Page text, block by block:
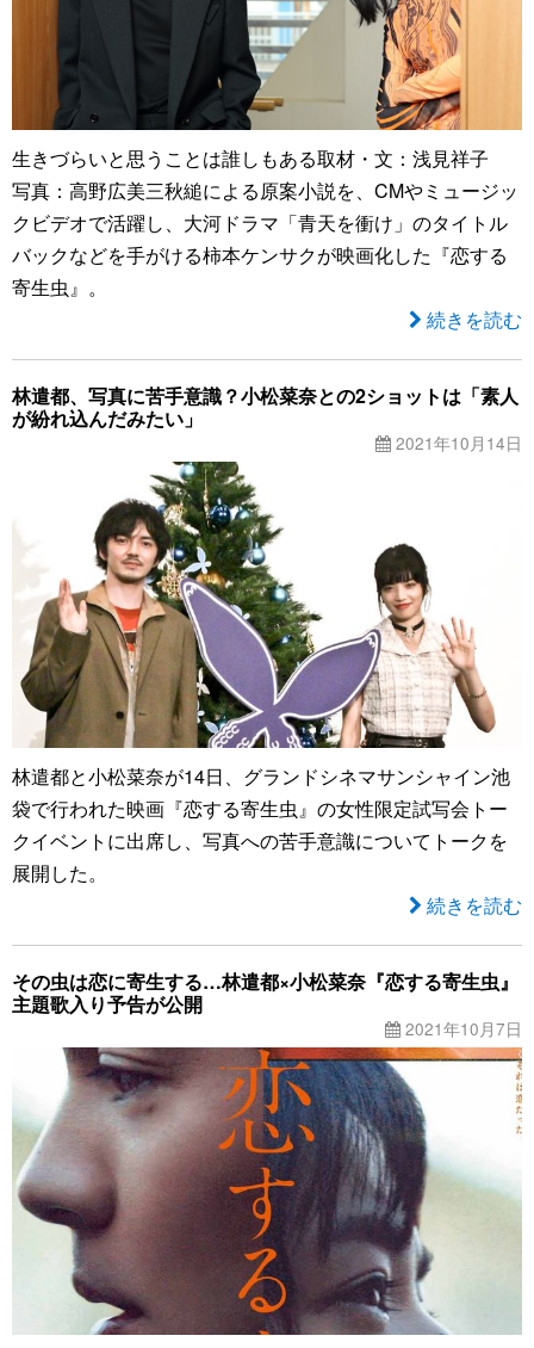
生きづらいと思うことは誰しもある取材・文：浅見祥子
写真：高野広美三秋縋による原案小説を、CMやミュージッ
クビデオで活躍し、大河ドラマ「青天を衝け」のタイトル
バックなどを手がける柿本ケンサクが映画化した『恋する
寄生虫』。
続きを読む
林遣都、写真に苦手意識？小松菜奈との2ショットは「素人
が紛れ込んだみたい」
2021年10月14日
林遣都と小松菜奈が14日、グランドシネマサンシャイン池
袋で行われた映画『恋する寄生虫』の女性限定試写会トー
クイベントに出席し、写真への苦手意識についてトークを
展開した。
続きを読む
その虫は恋に寄生する…林遣都×小松菜奈『恋する寄生虫』
主題歌入り予告が公開
2021年10月7日